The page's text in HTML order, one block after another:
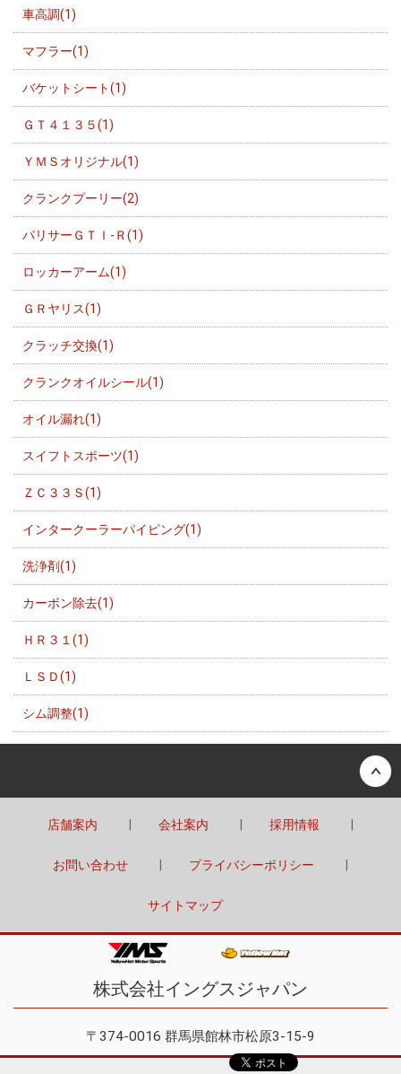
車高調(1)
マフラー(1)
バケットシート(1)
ＧＴ４１３５(1)
ＹＭＳオリジナル(1)
クランクプーリー(2)
パリサーＧＴＩ-Ｒ(1)
ロッカーアーム(1)
ＧＲヤリス(1)
クラッチ交換(1)
クランクオイルシール(1)
オイル漏れ(1)
スイフトスポーツ(1)
ＺＣ３３Ｓ(1)
インタークーラーパイピング(1)
洗浄剤(1)
カーボン除去(1)
ＨＲ３１(1)
ＬＳＤ(1)
シム調整(1)
店舗案内 会社案内 採用情報
お問い合わせ プライバシーポリシー
サイトマップ
株式会社イングスジャパン
〒374-0016 群馬県館林市松原3-15-9